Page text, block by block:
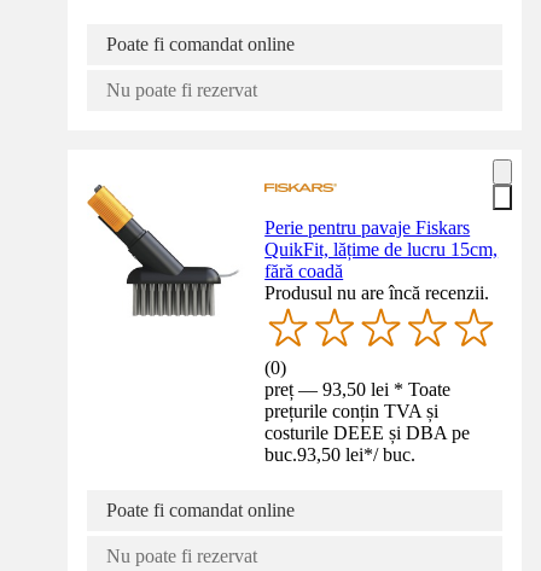
Poate fi comandat online
Nu poate fi rezervat
Perie pentru pavaje Fiskars
QuikFit, lățime de lucru 15cm,
fără coadă
Produsul nu are încă recenzii.
(0)
preț — 93,50 lei * Toate
prețurile conțin TVA și
costurile DEEE și DBA pe
buc.93,50 lei*/ buc.
Poate fi comandat online
Nu poate fi rezervat